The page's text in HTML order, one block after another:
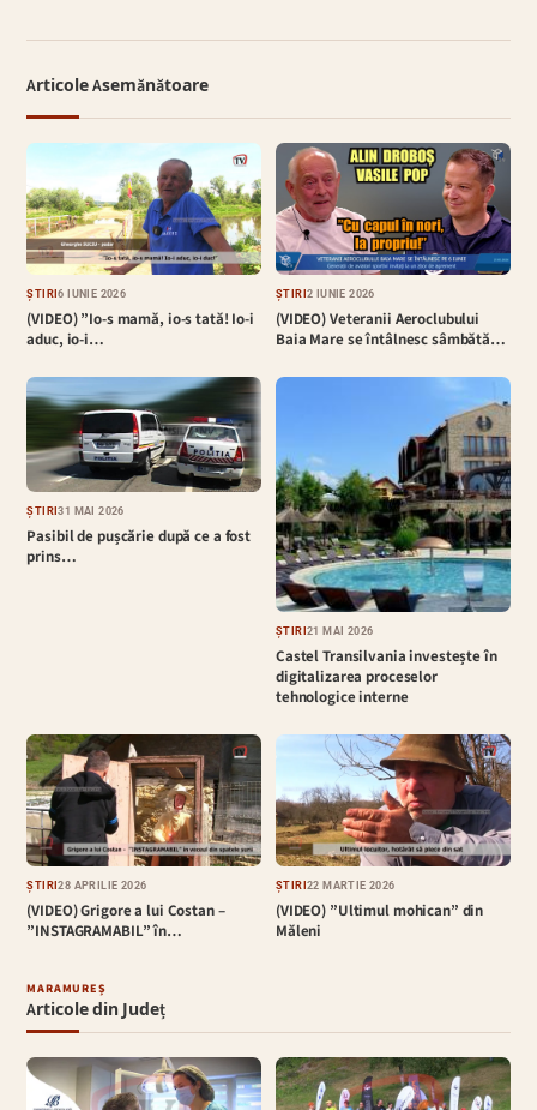
Articole Asemănătoare
ȘTIRI6 IUNIE 2026
(VIDEO) ”Io-s mamă, io-s tată! Io-i
aduc, io-i…
ȘTIRI2 IUNIE 2026
(VIDEO) Veteranii Aeroclubului
Baia Mare se întâlnesc sâmbătă…
ȘTIRI31 MAI 2026
Pasibil de pușcărie după ce a fost
prins…
ȘTIRI21 MAI 2026
Castel Transilvania investește în
digitalizarea proceselor
tehnologice interne
ȘTIRI28 APRILIE 2026
(VIDEO) Grigore a lui Costan –
”INSTAGRAMABIL” în…
ȘTIRI22 MARTIE 2026
(VIDEO) ”Ultimul mohican” din
Măleni
MARAMUREȘ
Articole din Județ